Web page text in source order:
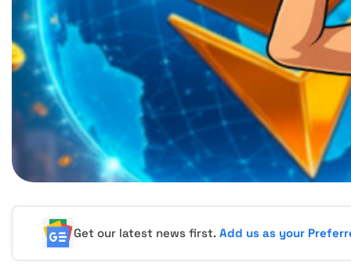
Get our latest news first.Add us as your